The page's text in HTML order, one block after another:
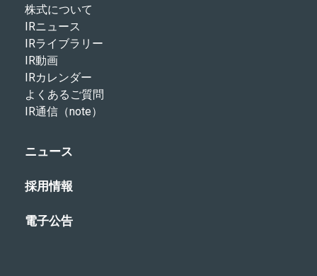
株式について
IRニュース
IRライブラリー
IR動画
IRカレンダー
よくあるご質問
IR通信（note）
ニュース
採用情報
電子公告